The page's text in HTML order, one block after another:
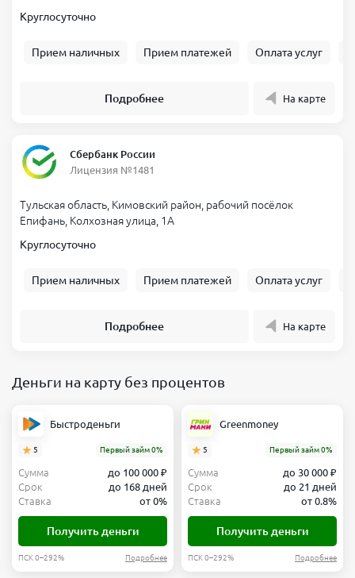
Круглосуточно
Прием наличных Прием платежей Оплата услуг
Подробнее На карте
Сбербанк России
Лицензия №1481
Тульская область, Кимовский район, рабочий посёлок
Епифань, Колхозная улица, 1А
Круглосуточно
Прием наличных Прием платежей Оплата услуг
Подробнее На карте
Деньги на карту без процентов
Быстроденьги
5 Первый займ 0%
Сумма
до 100 000 ₽
Срок
до 168 дней
Ставка
от 0%
Получить деньги
ПСК 0–292% Подробнее
Greenmoney
5 Первый займ 0%
Сумма
до 30 000 ₽
Срок
до 21 дней
Ставка
от 0.8%
Получить деньги
ПСК 0–292% Подробнее